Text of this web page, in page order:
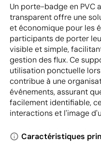
Un porte-badge en PVC
transparent offre une
et économique pour les
participants de porter
visible et simple,
gestion des flux. Ce
utilisation ponctuelle
contribue à une
événements, assurant
facilement identifiable,
interactions et l'image
Caractéristiques